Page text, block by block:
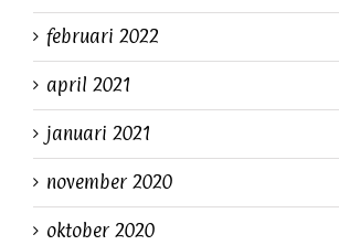
februari 2022
april 2021
januari 2021
november 2020
oktober 2020